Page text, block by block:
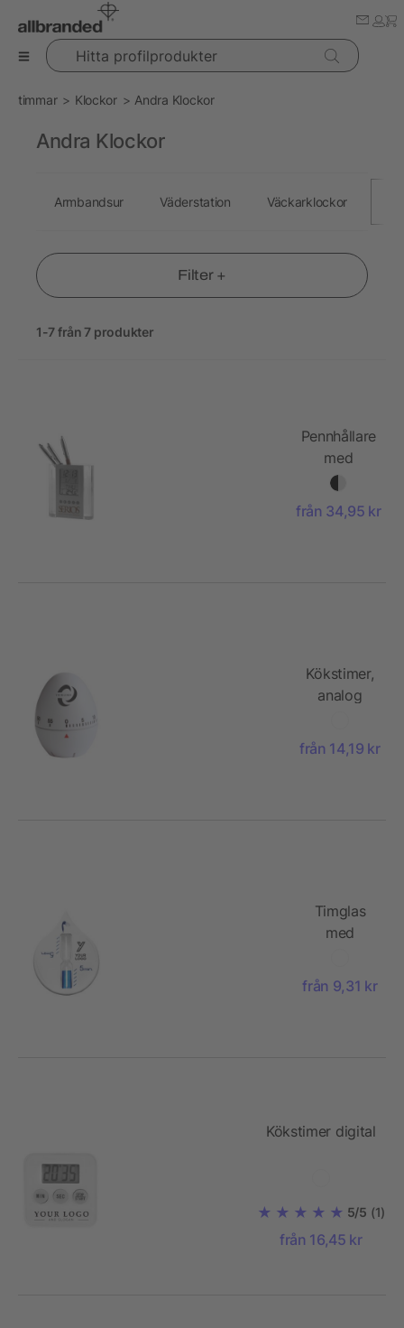
Hitta profilprodukter
timmar Klockor Andra Klockor
Filter +
1-7 från 7 produkter
Pennhållare
med
klocka
från 34,95 kr
Kökstimer,
analog
från 14,19 kr
Timglas
med
5 minuter
från 9,31 kr
Kökstimer digital
5/5 (1)
från 16,45 kr
Andra Klockor
Armbandsur Väderstation Väckarklockor